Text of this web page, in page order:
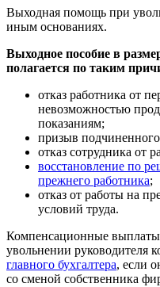
Выходная помощь при
иным основаниях.
Выходное пособие в
полагается по таким
отказ работника от
невозможностью
показаниям;
призыв
отказ сотрудника от
восстановление по
прежнего работника;
отказ от работы на
условий труда.
Компенсационные выплаты
увольнении руководителя
главного бухгалтера, если
со сменой собственника